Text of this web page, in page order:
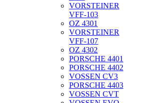
VORSTEINER
VFF-103
OZ 4301
VORSTEINER
VFF-107
OZ 4302
PORSCHE 4401
PORSCHE 4402
VOSSEN CV3
PORSCHE 4403
VOSSEN CVT